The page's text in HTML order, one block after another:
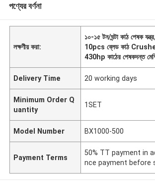
পণ্যের বর্ণনা
লক্ষণীয় করা:
১০-১৫ টন/ঘন্টা কাঠ পেষক যন্ত্র,
10pcs ব্লেড কাঠ
430hp কাঠের পেষকদন্ত
Delivery Time 20 working days
Minimum Order Q
uantity
1SET
Model Number BX1000-500
Payment Terms
50% TT payment in
nce payment before